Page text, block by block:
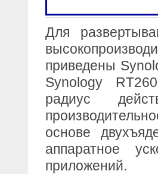
Для
приведены
Synology
радиус
основе
аппаратное
приложений.